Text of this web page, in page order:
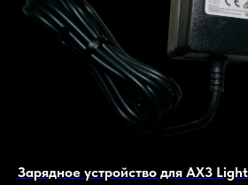
Зарядное устройство для AX3